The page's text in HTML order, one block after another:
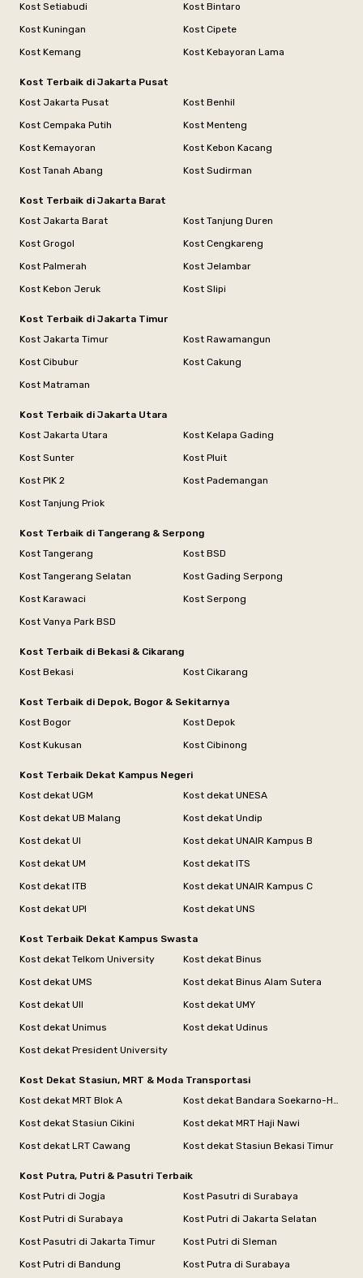
Kost Setiabudi
Kost Bintaro
Kost Kuningan
Kost Cipete
Kost Kemang
Kost Kebayoran Lama
Kost Terbaik di Jakarta Pusat
Kost Jakarta Pusat
Kost Benhil
Kost Cempaka Putih
Kost Menteng
Kost Kemayoran
Kost Kebon Kacang
Kost Tanah Abang
Kost Sudirman
Kost Terbaik di Jakarta Barat
Kost Jakarta Barat
Kost Tanjung Duren
Kost Grogol
Kost Cengkareng
Kost Palmerah
Kost Jelambar
Kost Kebon Jeruk
Kost Slipi
Kost Terbaik di Jakarta Timur
Kost Jakarta Timur
Kost Rawamangun
Kost Cibubur
Kost Cakung
Kost Matraman
Kost Terbaik di Jakarta Utara
Kost Jakarta Utara
Kost Kelapa Gading
Kost Sunter
Kost Pluit
Kost PIK 2
Kost Pademangan
Kost Tanjung Priok
Kost Terbaik di Tangerang & Serpong
Kost Tangerang
Kost BSD
Kost Tangerang Selatan
Kost Gading Serpong
Kost Karawaci
Kost Serpong
Kost Vanya Park BSD
Kost Terbaik di Bekasi & Cikarang
Kost Bekasi
Kost Cikarang
Kost Terbaik di Depok, Bogor & Sekitarnya
Kost Bogor
Kost Depok
Kost Kukusan
Kost Cibinong
Kost Terbaik Dekat Kampus Negeri
Kost dekat UGM
Kost dekat UNESA
Kost dekat UB Malang
Kost dekat Undip
Kost dekat UI
Kost dekat UNAIR Kampus B
Kost dekat UM
Kost dekat ITS
Kost dekat ITB
Kost dekat UNAIR Kampus C
Kost dekat UPI
Kost dekat UNS
Kost Terbaik Dekat Kampus Swasta
Kost dekat Telkom University
Kost dekat Binus
Kost dekat UMS
Kost dekat Binus Alam Sutera
Kost dekat UII
Kost dekat UMY
Kost dekat Unimus
Kost dekat Udinus
Kost dekat President University
Kost Dekat Stasiun, MRT & Moda Transportasi
Kost dekat MRT Blok A
Kost dekat Bandara Soekarno-Hatta
Kost dekat Stasiun Cikini
Kost dekat MRT Haji Nawi
Kost dekat LRT Cawang
Kost dekat Stasiun Bekasi Timur
Kost Putra, Putri & Pasutri Terbaik
Kost Putri di Jogja
Kost Pasutri di Surabaya
Kost Putri di Surabaya
Kost Putri di Jakarta Selatan
Kost Pasutri di Jakarta Timur
Kost Putri di Sleman
Kost Putri di Bandung
Kost Putra di Surabaya